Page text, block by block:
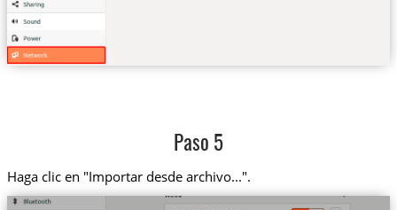
Paso 5
Haga clic en "Importar desde archivo...".